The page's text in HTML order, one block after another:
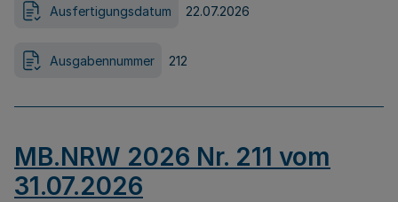
Ausfertigungsdatum 22.07.2026
Ausgabennummer 212
MB.NRW 2026 Nr. 211 vom
31.07.2026